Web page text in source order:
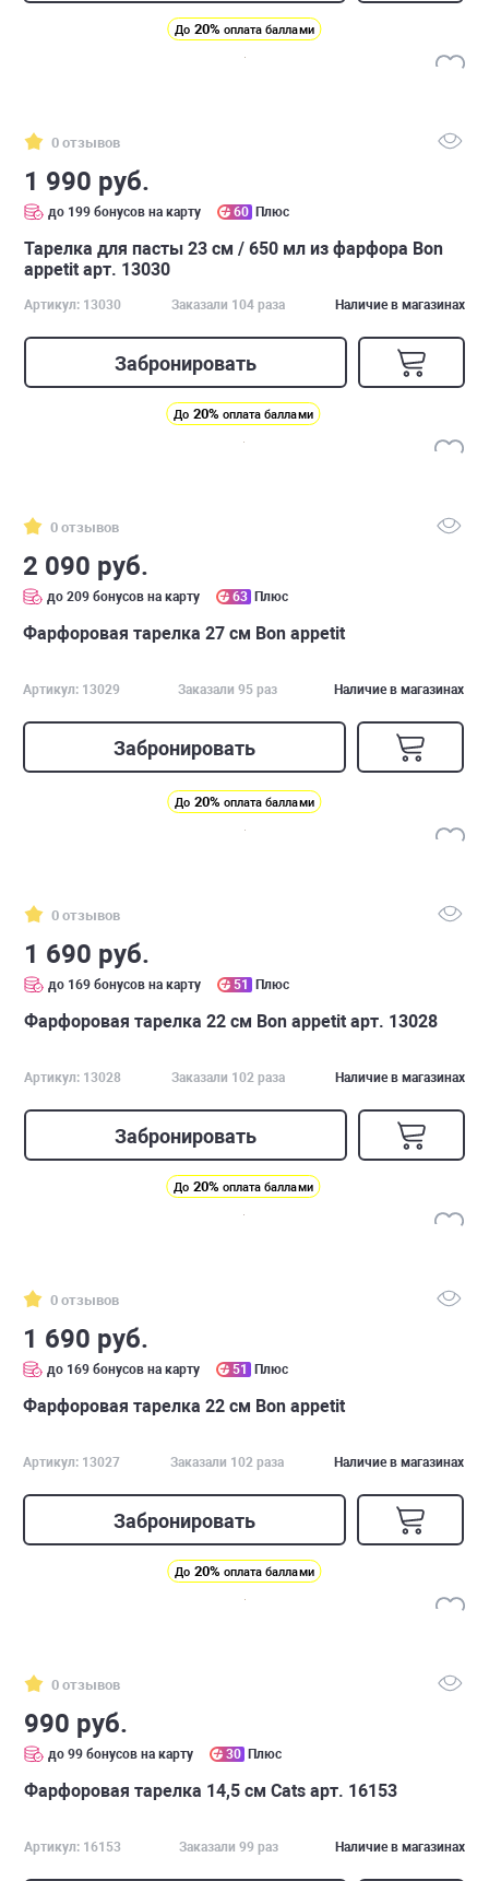
До 20% оплата баллами
0 отзывов
1 990 руб.
до 199 бонусов на карту 60 Плюс
Тарелка для пасты 23 см / 650 мл из фарфора Bon
appetit арт. 13030
Артикул: 13030 Заказали 104 раза Наличие в магазинах
Забронировать
До 20% оплата баллами
0 отзывов
2 090 руб.
до 209 бонусов на карту 63 Плюс
Фарфоровая тарелка 27 см Bon appetit
Артикул: 13029 Заказали 95 раз Наличие в магазинах
Забронировать
До 20% оплата баллами
0 отзывов
1 690 руб.
до 169 бонусов на карту 51 Плюс
Фарфоровая тарелка 22 см Bon appetit арт. 13028
Артикул: 13028 Заказали 102 раза Наличие в магазинах
Забронировать
До 20% оплата баллами
0 отзывов
1 690 руб.
до 169 бонусов на карту 51 Плюс
Фарфоровая тарелка 22 см Bon appetit
Артикул: 13027 Заказали 102 раза Наличие в магазинах
Забронировать
До 20% оплата баллами
0 отзывов
990 руб.
до 99 бонусов на карту 30 Плюс
Фарфоровая тарелка 14,5 см Cats арт. 16153
Артикул: 16153 Заказали 99 раз Наличие в магазинах